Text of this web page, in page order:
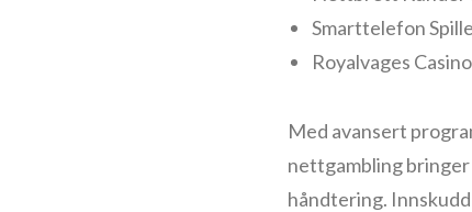
Smarttelefon
Royalvages
Med avansert
nettgambling bringer
håndtering.